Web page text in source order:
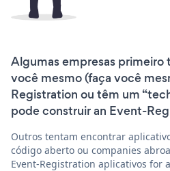
Algumas empresas primeiro
você mesmo (faça você
Registration ou têm um
pode construir an Event-
Outros tentam encontrar
código aberto ou companies
Event-Registration aplicativos for